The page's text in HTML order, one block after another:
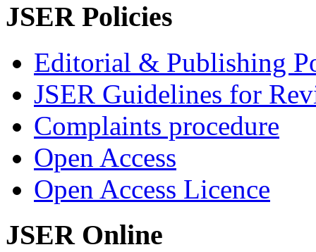
JSER Policies
Editorial & Publishing
JSER Guidelines for
Complaints procedure
Open Access
Open Access Licence
JSER Online